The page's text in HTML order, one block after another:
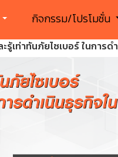
กิจกรรม/โปรโมชั่น
เท่าทันภัยไซเบอร์ ในการด